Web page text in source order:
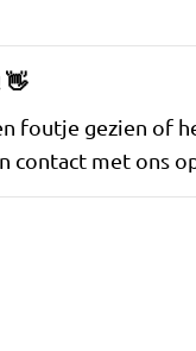
👋
foutje gezien of
contact met ons